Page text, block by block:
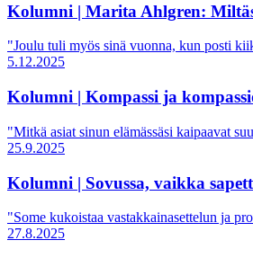
Kolumni | Marita Ahlgren:
"Joulu tuli myös sinä vuonna, kun posti
5.12.2025
Kolumni | Kompassi ja
"Mitkä asiat sinun elämässäsi kaipaavat
25.9.2025
Kolumni | Sovussa, vaikka
"Some kukoistaa vastakkainasettelun ja
27.8.2025